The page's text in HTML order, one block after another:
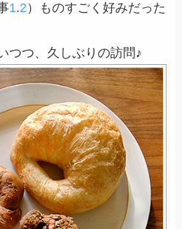
1.2 ）ものすごく好みだった
つつ、久しぶりの訪問♪